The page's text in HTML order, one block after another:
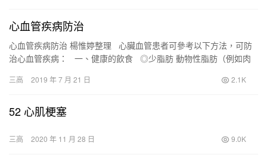
心血管疾病防治
心血管疾病防治 楊惟婷整理 心臟血管患者可參考以下方法，可防
治心血管疾病： 一、健康的飲食 ◎少脂肪 動物性脂肪（例如肉
三高 2019 年 7 月 21 日 2.1K
52 心肌梗塞
三高 2020 年 11 月 28 日 9.0K